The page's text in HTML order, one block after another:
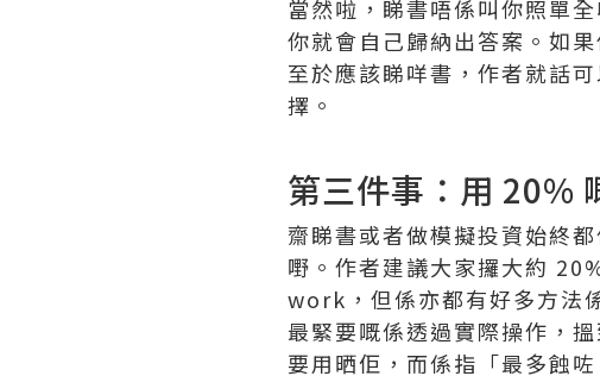
當然啦，睇書唔係叫你照單
你就會自己歸納出答案。如
至於應該睇咩書，作者就話
擇。
第三件事：用 20%
齋睇書或者做模擬投資始終
嘢。作者建議大家攞大約
work，但係亦都有好多方法
最緊要嘅係透過實際操作，
要用晒佢，而係指「最多蝕